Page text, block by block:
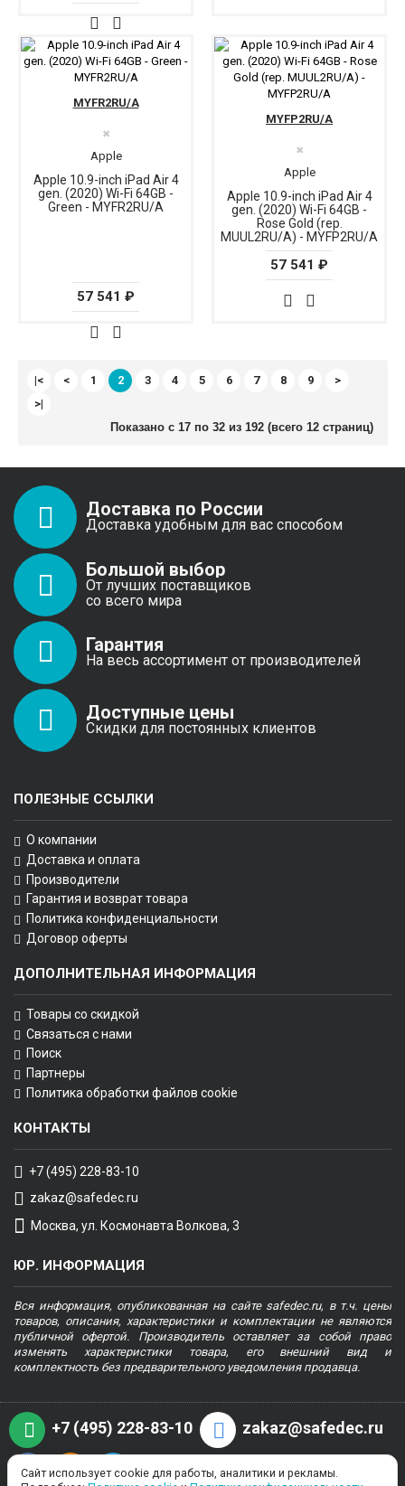
Apple 10.9-inch iPad Air 4
gen. (2020) Wi-Fi 64GB -
Green - MYFR2RU/A
Apple
✖
MYFR2RU/A
57 541 ₽
Apple 10.9-inch iPad Air 4
gen. (2020) Wi-Fi 64GB -
Rose Gold (rep.
MUUL2RU/A) - MYFP2RU/A
Apple
✖
MYFP2RU/A
57 541 ₽
|< < 1 2 3 4 5 6 7 8 9
>
>|
Показано с 17 по 32 из 192 (всего 12 страниц)
Доставка по России
Доставка удобным для вас способом
Большой выбор
От лучших поставщиков
со всего мира
Гарантия
На весь ассортимент от производителей
Доступные цены
Скидки для постоянных клиентов
ПОЛЕЗНЫЕ ССЫЛКИ
О компании
Доставка и оплата
Производители
Гарантия и возврат товара
Политика конфиденциальности
Договор оферты
ДОПОЛНИТЕЛЬНАЯ ИНФОРМАЦИЯ
Товары со скидкой
Связаться с нами
Поиск
Партнеры
Политика обработки файлов cookie
КОНТАКТЫ
+7 (495) 228-83-10
zakaz@safedec.ru
Москва, ул. Космонавта Волкова, 3
ЮР. ИНФОРМАЦИЯ
Вся информация, опубликованная на сайте safedec.ru, в т.ч. цены
товаров, описания, характеристики и комплектации не являются
публичной офертой. Производитель оставляет за собой право
изменять характеристики товара, его внешний вид и
комплектность без предварительного уведомления продавца.
+7 (495) 228-83-10 zakaz@safedec.ru
Сайт использует cookie для работы, аналитики и рекламы.